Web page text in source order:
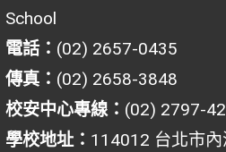
School
電話： (02) 2657-0435
傳真： (02) 2658-3848
校安中心專線： (02) 2797-
學校地址： 114012 台北市